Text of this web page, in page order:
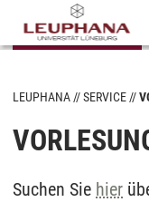
LEUPHANA SERVICE
Suchen Sie hier